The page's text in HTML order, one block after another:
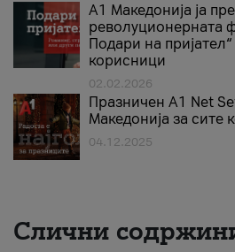
А1 Македонија ја
револуционерната
Подари на
корисници
02.02.2026
Празничен A1 Net
Македонија за сите
04.12.2025
Слични